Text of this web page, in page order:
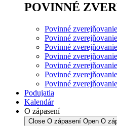
POVINNÉ
Povinné
Povinné
Povinné
Povinné
Povinné
Povinné
Povinné
Podujatia
Kalendár
O zápasení
Close O zápasení Open O